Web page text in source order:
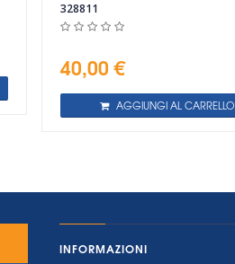
328811
40,00 €
AGGIUNGI AL CARRELLO
INFORMAZIONI